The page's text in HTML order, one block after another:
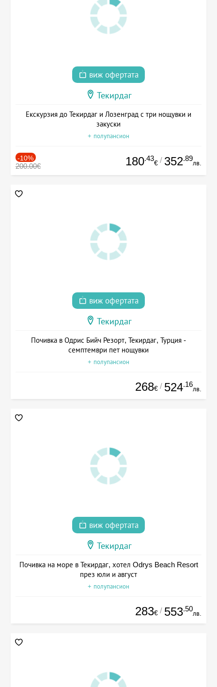
виж офертата
Текирдаг
Екскурзия до Текирдаг и Лозенград с три нощувки и
закуски
+ полупансион
-10%
200.00€ 180.43
€ / 352.89
лв.
виж офертата
Текирдаг
Почивка в Одрис Бийч Резорт, Текирдаг, Турция -
семптември пет нощувки
+ полупансион
268€ / 524.16
лв.
виж офертата
Текирдаг
Почивка на море в Текирдаг, хотел Odrys Beach Resort
през юли и август
+ полупансион
283€ / 553.50
лв.